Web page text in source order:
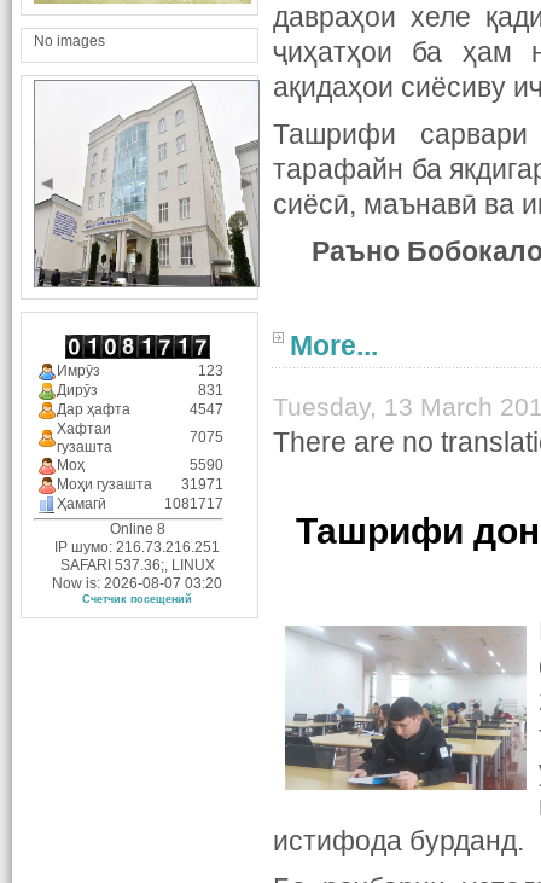
No images
Имрӯз
123
Дирӯз
831
Дар ҳафта
4547
Хафтаи
гузашта
7075
Моҳ
5590
Моҳи гузашта
31971
Ҳамагӣ
1081717
Online 8
IP шумо: 216.73.216.251
SAFARI 537.36;, LINUX
Now is: 2026-08-07 03:20
Счетчик посещений
давраҳои хеле
ҷиҳатҳои ба ҳам
ақидаҳои сиёсиву
Ташрифи сарвари
тарафайн ба
сиёсӣ, маънавӣ ва
Раъно
More...
Tuesday, 13 March
There are no
Ташрифи
истифода бурданд.